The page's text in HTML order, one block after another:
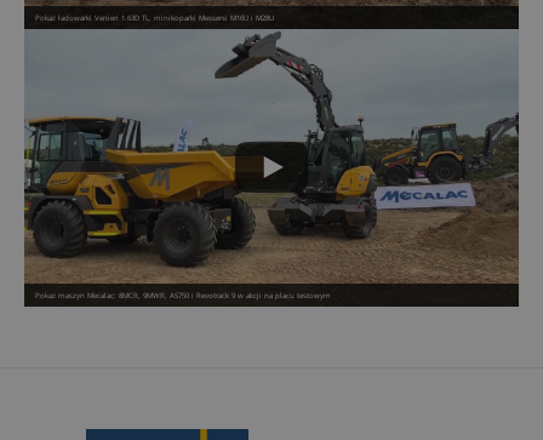
Pokaz ładowarki Venieri 1.63D TL, minikoparki Messersi M16U i M28U
Pokaz maszyn Mecalac: 8MCR, 9MWR, AS750 i Revotrack 9 w akcji na placu testowym